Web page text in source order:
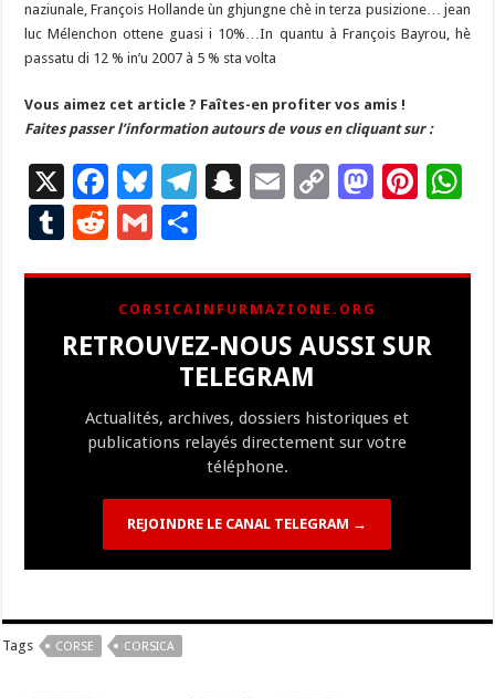
naziunale, François Hollande ùn ghjungne chè in terza pusizione… jean
luc Mélenchon ottene guasi i 10%…In quantu à François Bayrou, hè
passatu di 12 % in’u 2007 à 5 % sta volta
Vous aimez cet article ? Faîtes-en profiter vos amis !
Faites passer l’information autours de vous en cliquant sur :
X
F
ac
e
b
o
o
Bl
u
es
ky
T
gr
a
m
S
p
c
h
at
E
l
C
y
Li
n
M
d
n
Pi
es
T
bl
r
R
d
di
t
G
ai
l
ta
g
er
CORSICAINFURMAZIONE.ORG
RETROUVEZ-NOUS AUSSI SUR
TELEGRAM
Actualités, archives, dossiers historiques et
publications relayés directement sur votre
téléphone.
REJOINDRE LE CANAL TELEGRAM →
Tags CORSE CORSICA